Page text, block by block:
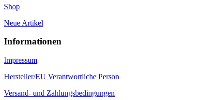
Shop
Neue Artikel
Informationen
Impressum
Hersteller/EU Verantwortliche Person
Versand- und Zahlungsbedingungen